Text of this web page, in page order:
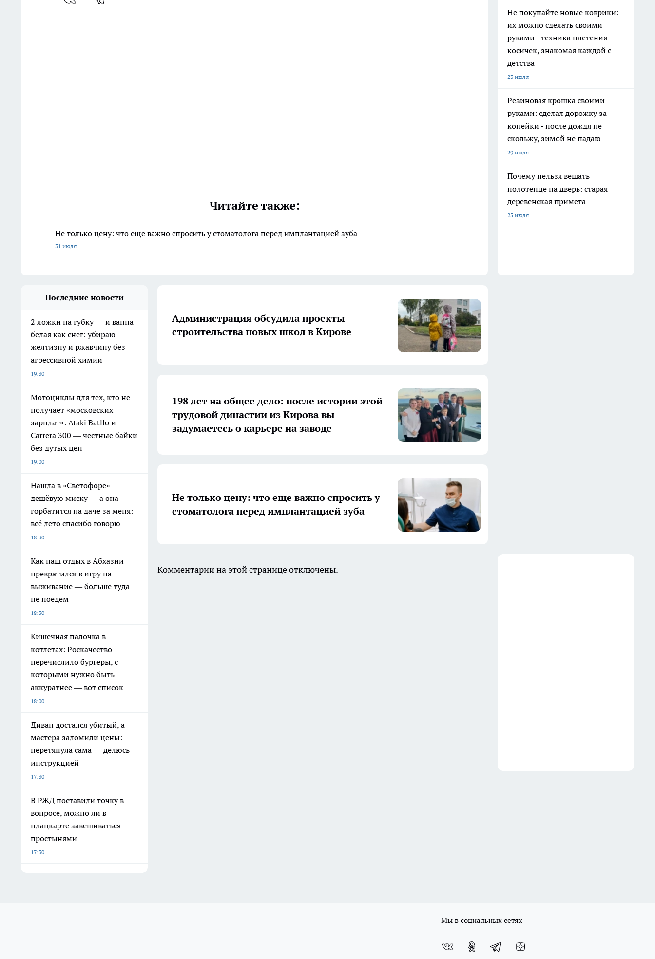
Читайте также:
Не только цену: что еще важно спросить у стоматолога перед имплантацией зуба
31 июля
Не покупайте новые коврики:
их можно сделать своими
руками - техника плетения
косичек, знакомая каждой с
детства
23 июля
Резиновая крошка своими
руками: сделал дорожку за
копейки - после дождя не
скольжу, зимой не падаю
29 июля
Почему нельзя вешать
полотенце на дверь: старая
деревенская примета
25 июля
Последние новости
2 ложки на губку — и ванна
белая как снег: убираю
желтизну и ржавчину без
агрессивной химии
19:30
Мотоциклы для тех, кто не
получает «московских
зарплат»: Ataki Batllo и
Carrera 300 — честные байки
без дутых цен
19:00
Нашла в «Светофоре»
дешёвую миску — а она
горбатится на даче за меня:
всё лето спасибо говорю
18:30
Как наш отдых в Абхазии
превратился в игру на
выживание — больше туда
не поедем
18:30
Кишечная палочка в
котлетах: Роскачество
перечислило бургеры, с
которыми нужно быть
аккуратнее — вот список
18:00
Диван достался убитый, а
мастера заломили цены:
перетянула сама — делюсь
инструкцией
17:30
В РЖД поставили точку в
вопросе, можно ли в
плацкарте завешиваться
простынями
17:30
Администрация обсудила проекты
строительства новых школ в Кирове
198 лет на общее дело: после истории этой
трудовой династии из Кирова вы
задумаетесь о карьере на заводе
Не только цену: что еще важно спросить у
стоматолога перед имплантацией зуба
Комментарии на этой странице отключены.
Мы в социальных сетях